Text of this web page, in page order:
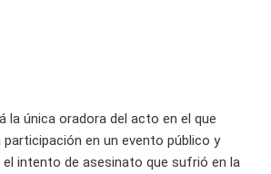
la única oradora del acto en el que
participación en un evento público y
intento de asesinato que sufrió en la